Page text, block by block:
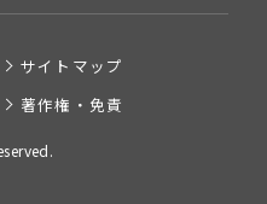
サイトマップ
著作権・免責